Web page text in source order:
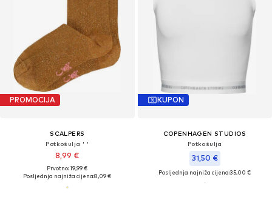
PROMOCIJA
SCALPERS
Potkošulja ' '
8,99 €
Prvotno: 19,99 €
Posljednja najniža cijena:8,09 €
KUPON
COPENHAGEN STUDIOS
Potkošulja
31,50 €
Posljednja najniža cijena:35,00 €